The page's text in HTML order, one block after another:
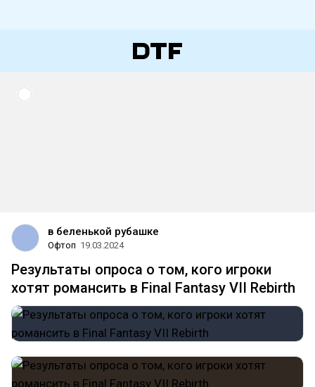
в беленькой рубашке
Офтоп 19.03.2024
Результаты опроса о том, кого игроки
хотят романсить в Final Fantasy VII Rebirth